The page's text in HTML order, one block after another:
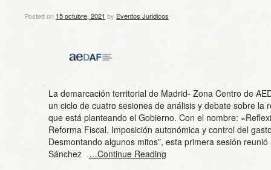
Posted on 15 octubre, 2021 by Eventos Juridicos
La demarcación territorial de Madrid- Zona Centro de
un ciclo de cuatro sesiones de análisis y debate sobre la
que está planteando el Gobierno. Con el nombre:
Reforma Fiscal. Imposición autonómica y control del
Desmontando algunos mitos”, esta primera sesión
Sánchez …Continue Reading